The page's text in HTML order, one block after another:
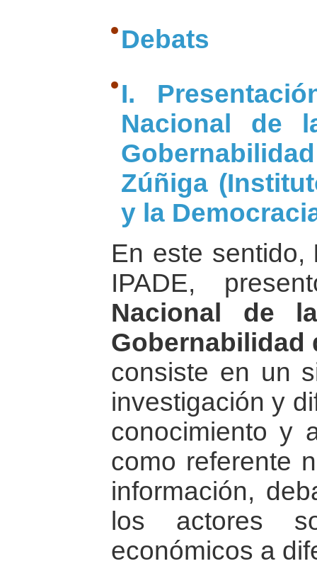
Debats
I.
Nacional de
Zúñiga
y la
En este sentido,
IPADE,
Nacional de
Gobernabilidad
consiste en un
investigación y
conocimiento y
como referente
información,
los actores
económicos a